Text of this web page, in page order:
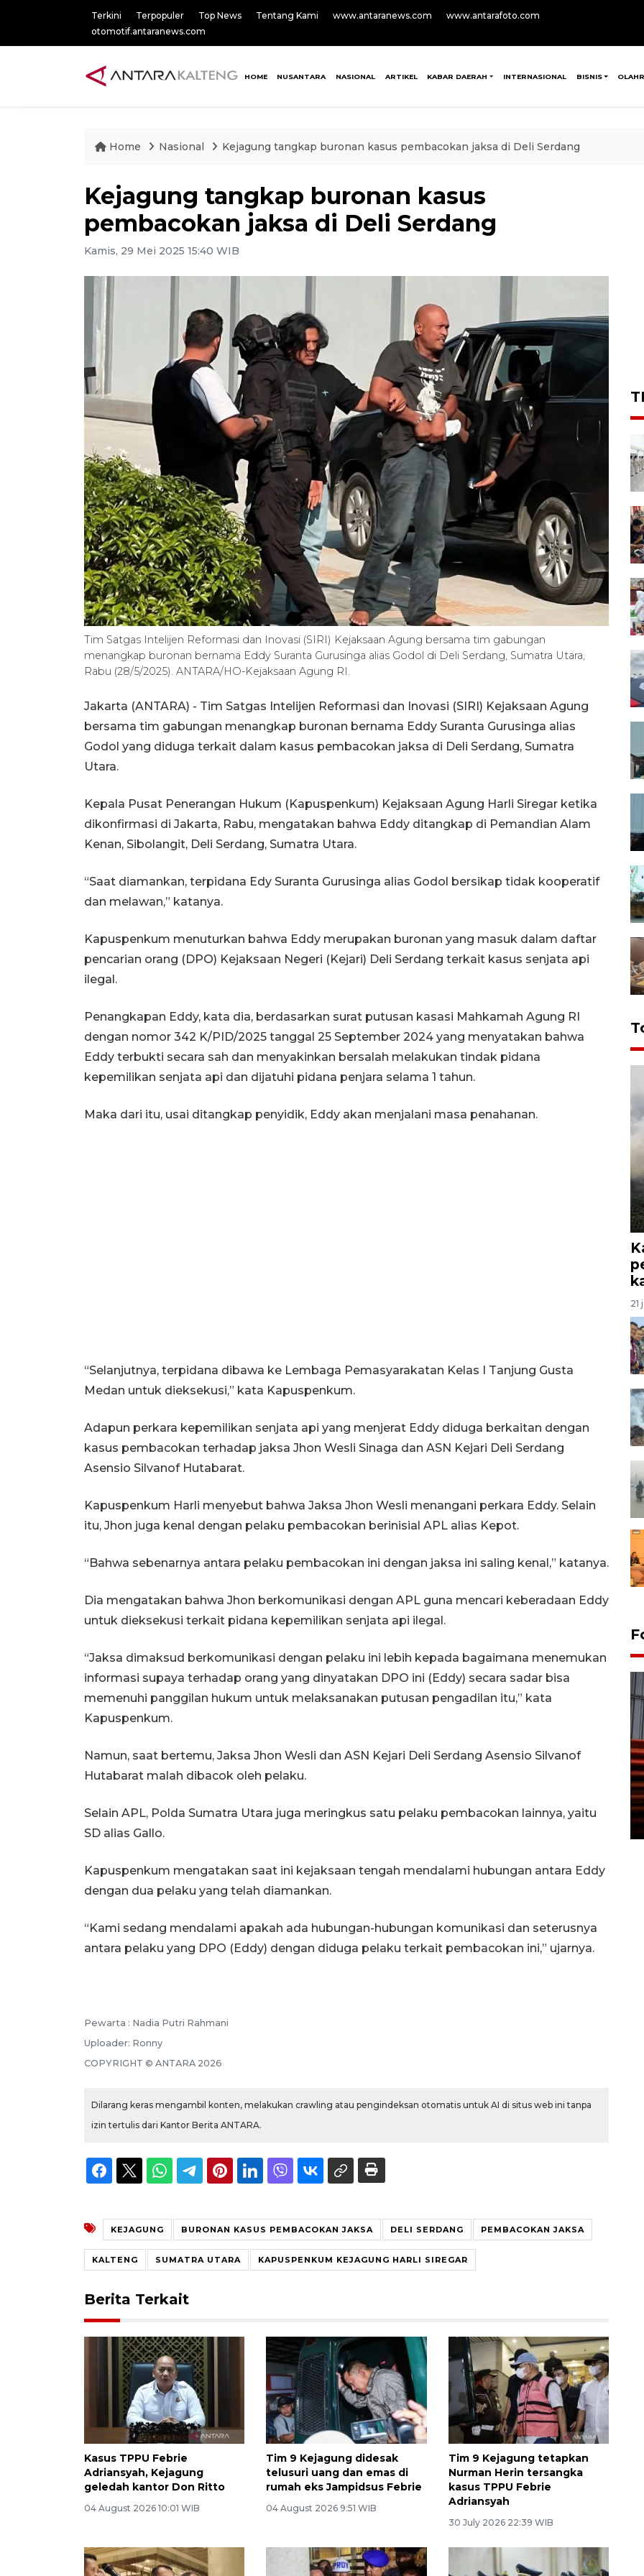
Terkini Terpopuler Top News Tentang Kami www.antaranews.com
www.antarafoto.com
otomotif.antaranews.com
HOME NUSANTARA NASIONAL ARTIKEL KABAR DAERAH INTERNASIONAL BISNIS
Home Nasional Kejagung tangkap buronan kasus pembacokan jaksa di Deli Serdang
Kejagung tangkap buronan kasus
pembacokan jaksa di Deli Serdang
Kamis, 29 Mei 2025 15:40 WIB
Tim Satgas Intelijen Reformasi dan Inovasi (SIRI) Kejaksaan Agung bersama tim gabungan
menangkap buronan bernama Eddy Suranta Gurusinga alias Godol di Deli Serdang, Sumatra Utara,
Rabu (28/5/2025). ANTARA/HO-Kejaksaan Agung RI.
Jakarta (ANTARA) - Tim Satgas Intelijen Reformasi dan Inovasi (SIRI) Kejaksaan Agung
bersama tim gabungan menangkap buronan bernama Eddy Suranta Gurusinga alias
Godol yang diduga terkait dalam kasus pembacokan jaksa di Deli Serdang, Sumatra
Utara.
Kepala Pusat Penerangan Hukum (Kapuspenkum) Kejaksaan Agung Harli Siregar ketika
dikonfirmasi di Jakarta, Rabu, mengatakan bahwa Eddy ditangkap di Pemandian Alam
Kenan, Sibolangit, Deli Serdang, Sumatra Utara.
“Saat diamankan, terpidana Edy Suranta Gurusinga alias Godol bersikap tidak kooperatif
dan melawan,” katanya.
Kapuspenkum menuturkan bahwa Eddy merupakan buronan yang masuk dalam daftar
pencarian orang (DPO) Kejaksaan Negeri (Kejari) Deli Serdang terkait kasus senjata api
ilegal.
Penangkapan Eddy, kata dia, berdasarkan surat putusan kasasi Mahkamah Agung RI
dengan nomor 342 K/PID/2025 tanggal 25 September 2024 yang menyatakan bahwa
Eddy terbukti secara sah dan menyakinkan bersalah melakukan tindak pidana
kepemilikan senjata api dan dijatuhi pidana penjara selama 1 tahun.
Maka dari itu, usai ditangkap penyidik, Eddy akan menjalani masa penahanan.
“Selanjutnya, terpidana dibawa ke Lembaga Pemasyarakatan Kelas I Tanjung Gusta
Medan untuk dieksekusi,” kata Kapuspenkum.
Adapun perkara kepemilikan senjata api yang menjerat Eddy diduga berkaitan dengan
kasus pembacokan terhadap jaksa Jhon Wesli Sinaga dan ASN Kejari Deli Serdang
Asensio Silvanof Hutabarat.
Kapuspenkum Harli menyebut bahwa Jaksa Jhon Wesli menangani perkara Eddy. Selain
itu, Jhon juga kenal dengan pelaku pembacokan berinisial APL alias Kepot.
“Bahwa sebenarnya antara pelaku pembacokan ini dengan jaksa ini saling kenal,” katanya.
Dia mengatakan bahwa Jhon berkomunikasi dengan APL guna mencari keberadaan Eddy
untuk dieksekusi terkait pidana kepemilikan senjata api ilegal.
“Jaksa dimaksud berkomunikasi dengan pelaku ini lebih kepada bagaimana menemukan
informasi supaya terhadap orang yang dinyatakan DPO ini (Eddy) secara sadar bisa
memenuhi panggilan hukum untuk melaksanakan putusan pengadilan itu,” kata
Kapuspenkum.
Namun, saat bertemu, Jaksa Jhon Wesli dan ASN Kejari Deli Serdang Asensio Silvanof
Hutabarat malah dibacok oleh pelaku.
Selain APL, Polda Sumatra Utara juga meringkus satu pelaku pembacokan lainnya, yaitu
SD alias Gallo.
Kapuspenkum mengatakan saat ini kejaksaan tengah mendalami hubungan antara Eddy
dengan dua pelaku yang telah diamankan.
“Kami sedang mendalami apakah ada hubungan-hubungan komunikasi dan seterusnya
antara pelaku yang DPO (Eddy) dengan diduga pelaku terkait pembacokan ini,” ujarnya.
Pewarta : Nadia Putri Rahmani
Uploader: Ronny
COPYRIGHT © ANTARA 2026
Dilarang keras mengambil konten, melakukan crawling atau pengindeksan otomatis untuk AI di situs web ini tanpa
izin tertulis dari Kantor Berita ANTARA.
KEJAGUNG BURONAN KASUS PEMBACOKAN JAKSA DELI SERDANG PEMBACOKAN JAKSA
KALTENG SUMATRA UTARA KAPUSPENKUM KEJAGUNG HARLI SIREGAR
Berita Terkait
Kasus TPPU Febrie
Adriansyah, Kejagung
geledah kantor Don Ritto
04 August 2026 10:01 WIB
Tim 9 Kejagung didesak
telusuri uang dan emas di
rumah eks Jampidsus Febrie
04 August 2026 9:51 WIB
Tim 9 Kejagung tetapkan
Nurman Herin tersangka
kasus TPPU Febrie
Adriansyah
30 July 2026 22:39 WIB
21
22 July 2026 17:18 WIB